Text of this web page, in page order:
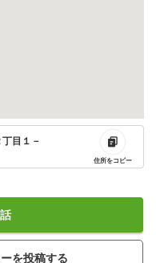
目１－
住所をコピー
を投稿する